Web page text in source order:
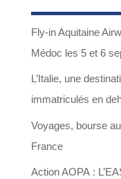
à
Fly-in Aquitaine
Médoc les 5 et 6
L’Italie, une
immatriculés en
Voyages, bourse
France
Action AOPA :